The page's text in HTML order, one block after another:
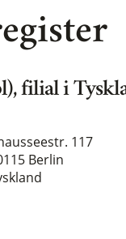
filial i
117
Berlin